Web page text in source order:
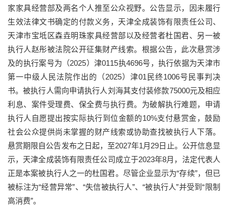
家家具经营部及两名个人推至公众视野。公告显示，因未履行
生效法律文书确定的付款义务，天津全成装饰有限责任公司、
天津市宝坻区森垚明珠家具经营部以及经营者杜国君、另一被
执行人赵彤被法院公开征集财产线索。根据公告，此次悬赏涉
及的执行案号为（2025）津0115执4696号，执行依据为天津市
第一中级人民法院作出的（2025）津01民终1006号民事判决
书。被执行人需向申请执行人刘海其支付装修款75000元及相应
利息、案件受理费、保全费与执行费。为破解执行难题，申请
执行人自愿提出按实际执行到位金额的10%支付悬赏金，鼓励
社会公众提供尚未掌握的财产线索或协助查找被执行人下落。
悬赏期限自公告发布之日起，至2027年1月29日止。公开信息显
示，天津全成装饰有限责任公司成立于2023年8月，法定代表人
正是本案被执行人之一的杜国君。尽管企业显示为“存续”，但已
被标注为“经营异常”、“失信被执行人”、“被执行人”并受到“限制
高消费”。